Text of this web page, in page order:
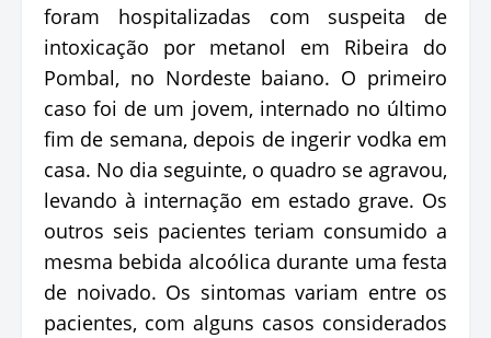
foram hospitalizadas com suspeita de
intoxicação por metanol em Ribeira do
Pombal, no Nordeste baiano. O primeiro
caso foi de um jovem, internado no último
fim de semana, depois de ingerir vodka em
casa. No dia seguinte, o quadro se agravou,
levando à internação em estado grave. Os
outros seis pacientes teriam consumido a
mesma bebida alcoólica durante uma festa
de noivado. Os sintomas variam entre os
pacientes, com alguns casos considerados